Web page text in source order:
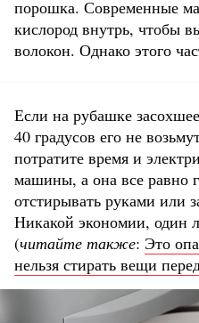
порошка. Современные
кислород внутрь, чтобы
волокон. Однако этого
Если на рубашке
40 градусов его не
потратите время и
машины, а она все равно
отстирывать руками или
Никакой экономии, один
(читайте также: Это
нельзя стирать вещи